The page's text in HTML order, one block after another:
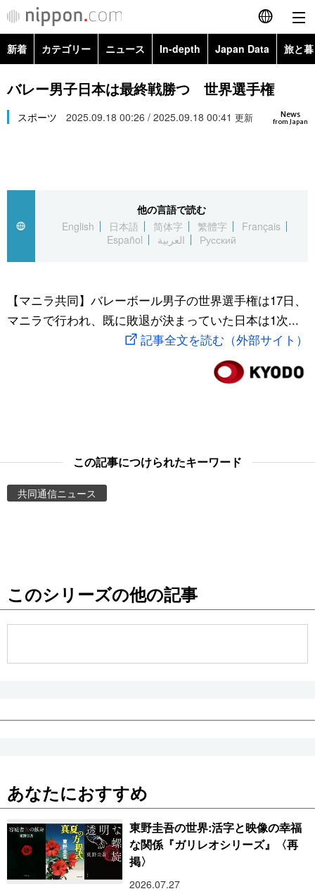
English
简体字
繁體字
العربية
社会
スポーツ・東京2020
旅と暮らし
Images
新着 カテゴリー ニュース In-depth Japan Data 旅と
政治・外交
経済・ビジネス
社会
文化
科学・技術
暮らし
Topics
Images
お知らせ
バレー男子日本は最終戦勝つ 世界選手権
News
from Japan
スポーツ 2025.09.18 00:26 / 2025.09.18 00:41 更新
他の言語で読む
English
日本語 简体字 繁體字
Français
Español
العربية Русский
【マニラ共同】バレーボール男子の世界選手権は17日、
マニラで行われ、既に敗退が決まっていた日本は1次...
記事全文を読む（外部サイト）
この記事につけられたキーワード
共同通信ニュース
このシリーズの他の記事
あなたにおすすめ
東野圭吾の世界:活字と映像の幸福
な関係『ガリレオシリーズ』〈再
掲〉
2026.07.27